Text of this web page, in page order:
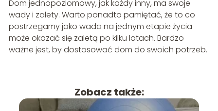
Dom jednopoziomowy, jak każdy inny, ma swoje
wady i zalety. Warto ponadto pamiętać, że to co
postrzegamy jako wada na jednym etapie życia
może okazać się zaletą po kilku latach. Bardzo
ważne jest, by dostosować dom do swoich potrzeb.
Zobacz także: